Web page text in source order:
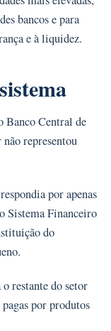
bancos e para
e à liquidez.
Banco Central de
representou
por apenas
Sistema Financeiro
do
restante do setor
por produtos